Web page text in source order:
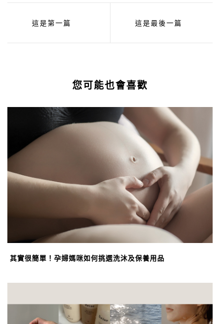
這是第一篇 這是最後一篇
您可能也會喜歡
其實很簡單！孕婦媽咪如何挑選洗沐及保養用品